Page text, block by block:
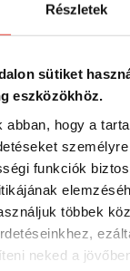
Részletek
sütiket
eszközökhöz.
abban, hogy a
funkciók
többek
neked a
IRON CLAW
gumihal
200 Ft
IRON CLAW
gumihal
200 Ft